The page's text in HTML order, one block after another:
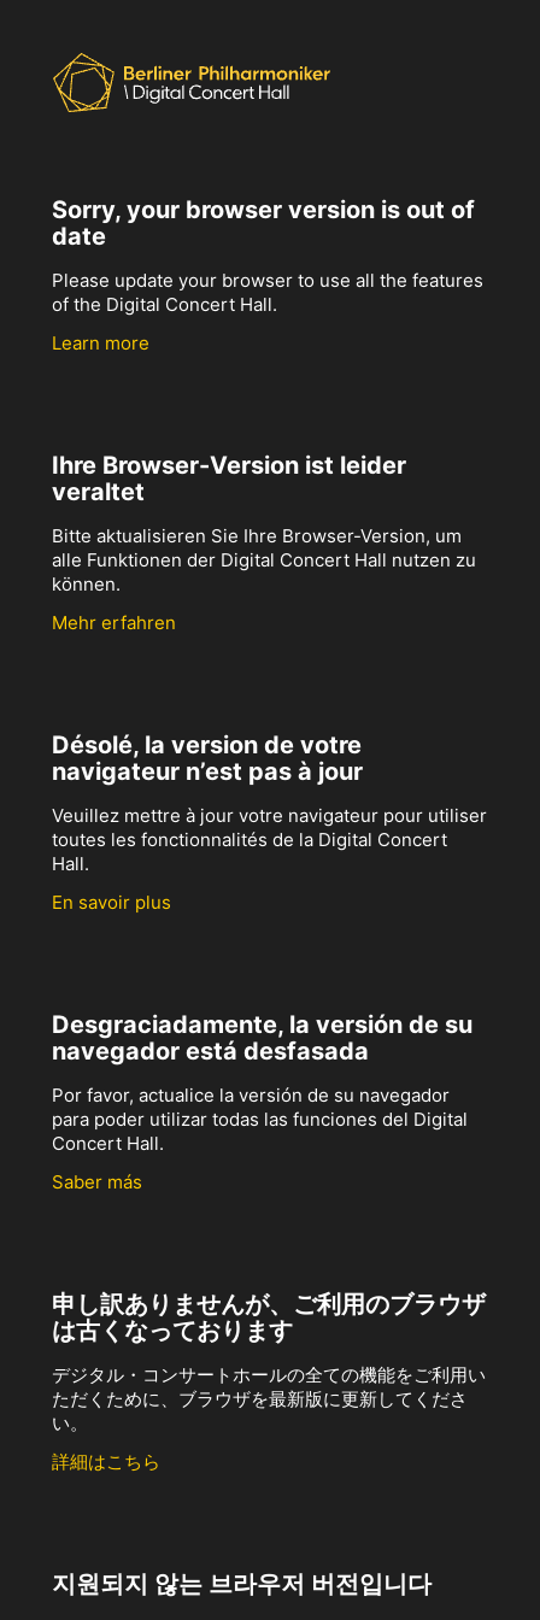
Sorry, your browser version is out of
date
Please update your browser to use all the features
of the Digital Concert Hall.
Learn more
Ihre Browser-Version ist leider
veraltet
Bitte aktualisieren Sie Ihre Browser-Version, um
alle Funktionen der Digital Concert Hall nutzen zu
können.
Mehr erfahren
Désolé, la version de votre
navigateur n’est pas à jour
Veuillez mettre à jour votre navigateur pour utiliser
toutes les fonctionnalités de la Digital Concert
Hall.
En savoir plus
Desgraciadamente, la versión de su
navegador está desfasada
Por favor, actualice la versión de su navegador
para poder utilizar todas las funciones del Digital
Concert Hall.
Saber más
申し訳ありませんが、ご利用のブラウザ
は古くなっております
デジタル・コンサートホールの全ての機能をご利用い
ただくために、ブラウザを最新版に更新してくださ
い。
詳細はこちら
지원되지 않는 브라우저 버전입니다